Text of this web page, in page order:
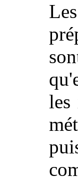
les